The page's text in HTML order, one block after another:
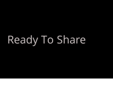
Ready To Share